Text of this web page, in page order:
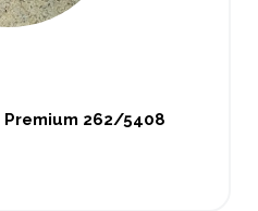
Premium 262/5408